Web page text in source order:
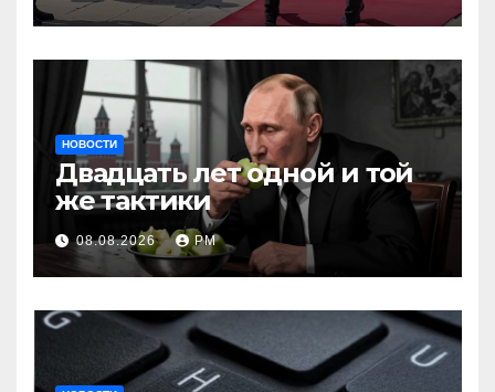
НОВОСТИ
Двадцать лет одной и той
же тактики
08.08.2026 РМ